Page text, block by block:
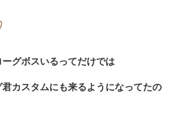
グボスいるってだけでは
カスタムにも来るようになってたの